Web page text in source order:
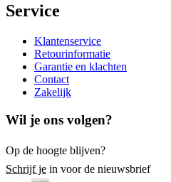
Service
Klantenservice
Retourinformatie
Garantie en klachten
Contact
Zakelijk
Wil je ons volgen?
Op de hoogte blijven?
Schrijf je in voor de nieuwsbrief